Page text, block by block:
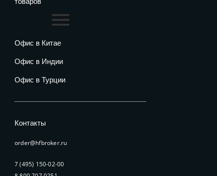
Офис в Китае
Офис в Индии
Офис в Турции
Контакты
order@hfbroker.ru
7 (495) 150-02-00